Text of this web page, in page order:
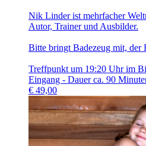
Nik Linder ist mehrfacher
Autor, Trainer und Ausbilder.
Bitte bringt Badezeug mit, der
Treffpunkt um 19:20 Uhr im
Eingang - Dauer ca. 90
€ 49,00